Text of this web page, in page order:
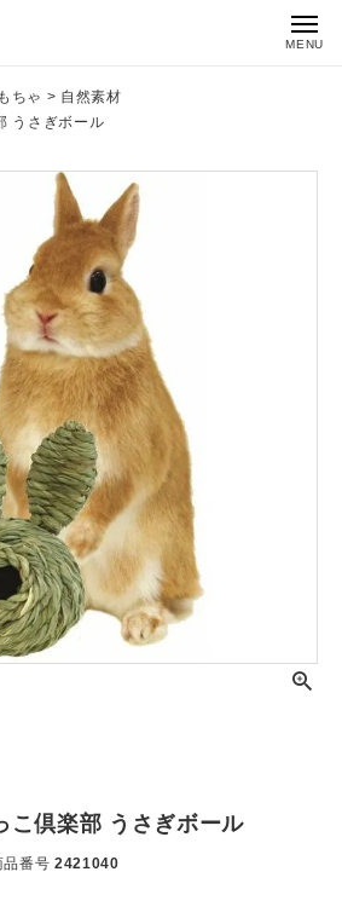
MENU
ちゃ
自然素材
うさぎボール
こ倶楽部 うさぎボール
品番号 2421040